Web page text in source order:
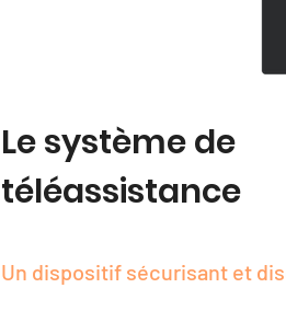
Le système de
téléassistance
Un dispositif sécurisant et